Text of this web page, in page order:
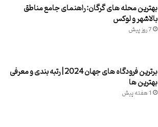
بهترین محله های گرگان: راهنمای جامع مناطق
بالاشهر و لوکس
7 روز پیش
برترین فرودگاه های جهان 2024 | رتبه بندی و معرفی
بهترین ها
1 هفته پیش